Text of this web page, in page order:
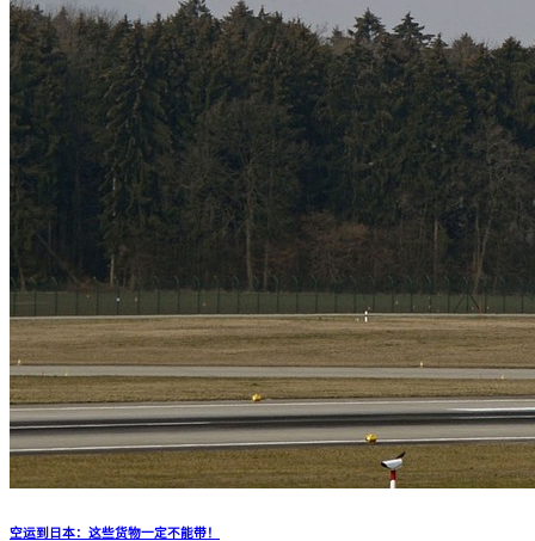
空运到日本：这些货物一定不能带！